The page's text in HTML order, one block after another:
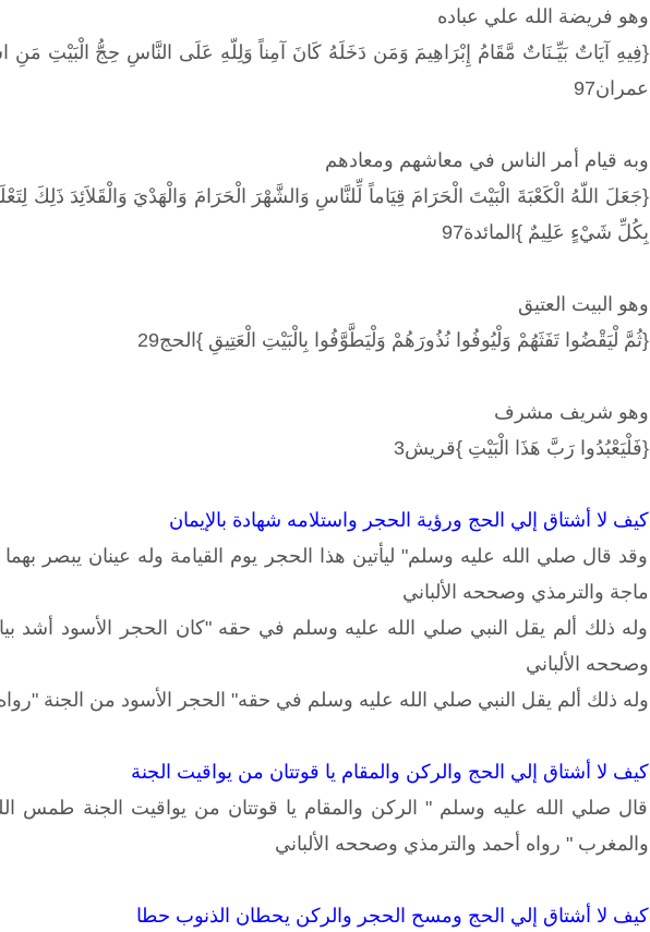
وهو فريضة الله علي عباده
{فِيهِ آيَاتٌ بَيِّـنَاتٌ مَّقَامُ إِبْرَاهِيمَ وَمَن دَخَلَهُ كَانَ آمِناً وَلِلّهِ عَلَى النَّاسِ حِجُّ الْبَيْتِ
عمران97
وبه قيام أمر الناس في معاشهم ومعادهم
{جَعَلَ اللّهُ الْكَعْبَةَ الْبَيْتَ الْحَرَامَ قِيَاماً لِّلنَّاسِ وَالشَّهْرَ الْحَرَامَ وَالْهَدْيَ وَالْقَلاَئِدَ ذَلِكَ
بِكُلِّ شَيْءٍ عَلِيمٌ }المائدة97
وهو البيت العتيق
{ثُمَّ لْيَقْضُوا تَفَثَهُمْ وَلْيُوفُوا نُذُورَهُمْ وَلْيَطَّوَّفُوا بِالْبَيْتِ الْعَتِيقِ }الحج29
وهو شريف مشرف
{فَلْيَعْبُدُوا رَبَّ هَذَا الْبَيْتِ }قريش3
كيف لا أشتاق إلي الحج ورؤية الحجر واستلامه شهادة بالإيمان
وقد قال صلي الله عليه وسلم" ليأتين هذا الحجر يوم القيامة وله عينان يبصر
ماجة والترمذي وصححه الألباني
وله ذلك ألم يقل النبي صلي الله عليه وسلم في حقه "كان الحجر الأسود أشد
وصححه الألباني
وله ذلك ألم يقل النبي صلي الله عليه وسلم في حقه" الحجر الأسود من الجنة
كيف لا أشتاق إلي الحج والركن والمقام يا قوتتان من يواقيت الجنة
قال صلي الله عليه وسلم " الركن والمقام يا قوتتان من يواقيت الجنة طمس
والمغرب " رواه أحمد والترمذي وصححه الألباني
كيف لا أشتاق إلي الحج ومسح الحجر والركن يحطان الذنوب حطا